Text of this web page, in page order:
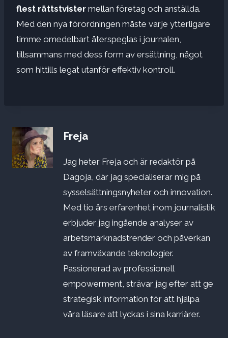
flest rättstvister mellan företag och anställda.
Med den nya förordningen måste varje ytterligare
timme omedelbart återspeglas i journalen,
tillsammans med dess form av ersättning, något
som hittills legat utanför effektiv kontroll.
Freja
Jag heter Freja och är redaktör på
Dagoja, där jag specialiserar mig på
sysselsättningsnyheter och innovation.
Med tio års erfarenhet inom journalistik
erbjuder jag ingående analyser av
arbetsmarknadstrender och påverkan
av framväxande teknologier.
Passionerad av professionell
empowerment, strävar jag efter att ge
strategisk information för att hjälpa
våra läsare att lyckas i sina karriärer.